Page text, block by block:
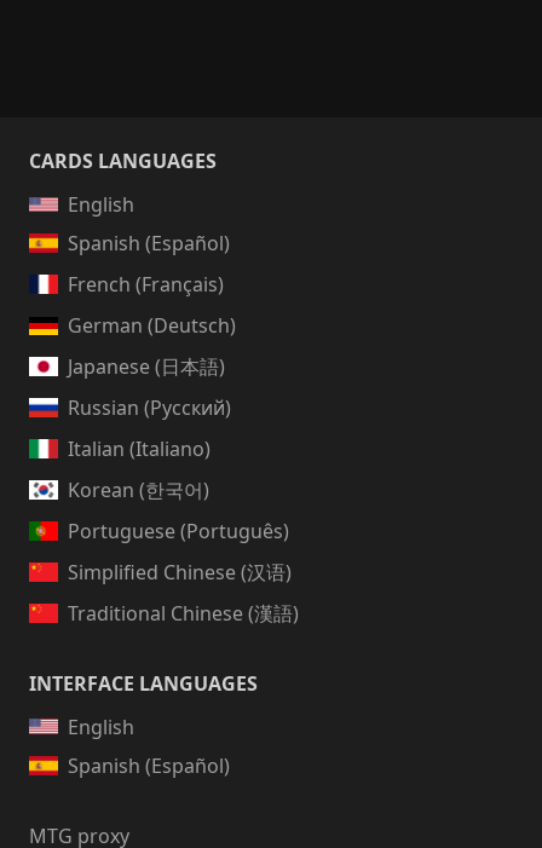
CARDS LANGUAGES
English
Spanish (Español)
French (Français)
German (Deutsch)
Japanese (日本語)
Russian (Русский)
Italian (Italiano)
Korean (한국어)
Portuguese (Português)
Simplified Chinese (汉语)
Traditional Chinese (漢語)
INTERFACE LANGUAGES
English
Spanish (Español)
MTG proxy